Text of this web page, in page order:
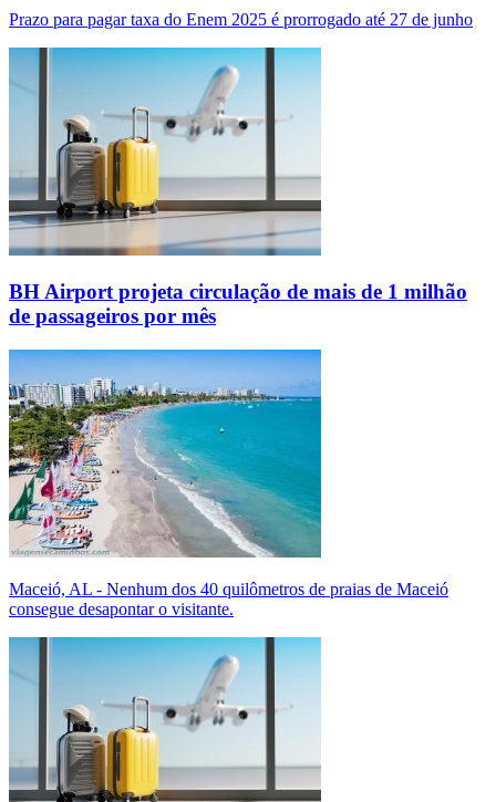
Prazo para pagar taxa do Enem 2025 é prorrogado até 27 de junho
BH Airport projeta circulação de mais de 1 milhão
de passageiros por mês
Maceió, AL - Nenhum dos 40 quilômetros de praias de Maceió
consegue desapontar o visitante.